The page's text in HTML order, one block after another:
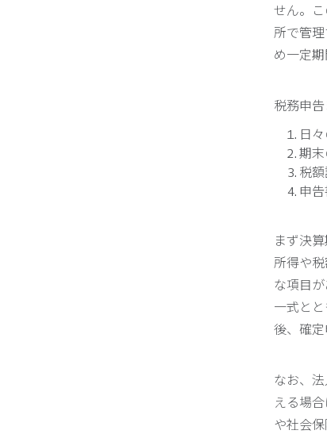
せん。
所で管
め一定
税務申
日
期
税
申
まず決
所得や
な項目
一式と
後、確定
なお、
える場
や社会